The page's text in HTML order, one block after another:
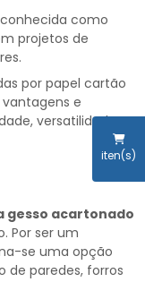
iten(s)
como
projetos de
por papel cartão
e
versatilidade e
gesso acartonado
Por ser um
se uma opção
de paredes, forros